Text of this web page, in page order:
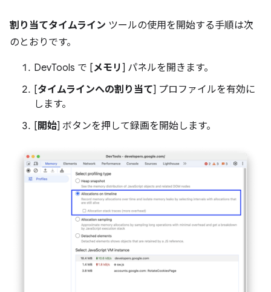
割り当てタイムライン ツールの使用を開始する手順は次
のとおりです。
DevTools で [メモリ ] パネルを開きます。
[タイムラインへの割り当て] プロファイルを有効に
します。
[ 開始] ボタンを押して録画を開始します。